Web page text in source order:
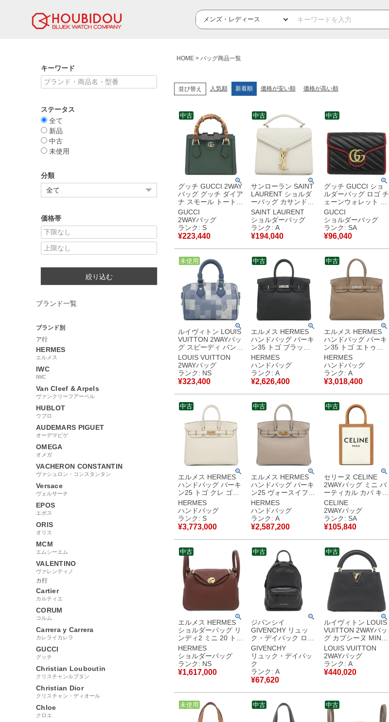
キーワード
ステータス
全て
新品
中古
未使用
分類
価格帯
絞り込む
ブランド一覧
ブランド別
ア行
HERMES
エルメス
IWC
IWC
Van Cleef & Arpels
ヴァンクリーフアーペル
HUBLOT
ウブロ
AUDEMARS PIGUET
オーデマピゲ
OMEGA
オメガ
VACHERON CONSTANTIN
ヴァシュロン・コンスタンタン
Versace
ヴェルサーチ
EPOS
エポス
ORIS
オリス
MCM
エムシーエム
VALENTINO
ヴァレンティノ
カ行
Cartier
カルティエ
CORUM
コルム
Carrera y Carrera
カレライカレラ
GUCCI
グッチ
Christian Louboutin
クリスチャンルブタン
Christian Dior
クリスチャン・ディオール
Chloe
クロエ
HOME バッグ商品一覧
並び替え 人気順 新着順 価格が安い順 価格が高い順
グッチ GUCCI 2WAY
バッグ グッチ ダイア
ナ スモール トートバ
ッグ レザー バンブー
グリーン ゴールド金
具 緑 ショルダー
832936 【保存袋】
【中古】未使用保管
品
GUCCI
2WAYバッグ
ランク: S
¥223,440
中古
サンローラン SAINT
LAURENT ショルダ
ーバッグ カサンドラ
トップハンドル レザ
ー ホワイト ゴールド
金具 白 ハンドバッグ
ショルダー 623930
【保存袋】 【中古】
中古美品
SAINT LAURENT
ショルダーバッグ
ランク: A
¥194,040
中古
グッチ GUCCI ショ
ルダーバッグ ロゴ チ
ェーンウォレット レ
ザー ブラック×レッ
ド ヴィンテージ金具
GG 573807 【中古】
新品同様品
GUCCI
ショルダーバッグ
ランク: SA
¥96,040
中古
ルイヴィトン LOUIS
VUITTON 2WAYバッ
グ スピーディ バンド
リエール 18 レザー
ダモフラージュキャ
ンバス インディゴブ
ルー マットシルバー
金具 新品 未使用
M29050 RFID
【箱】 【中古】未使
用保管品
LOUIS VUITTON
2WAYバッグ
ランク: NS
¥323,400
中古
未使用
エルメス HERMES
ハンドバッグ バーキ
ン35 トゴ ブラック
シルバー金具 黒 □D
【保存袋】 【中古】
中古美品
HERMES
ハンドバッグ
ランク: A
¥2,626,400
中古
エルメス HERMES
ハンドバッグ バーキ
ン35 トゴ エトゥー
プ シルバー金具 グレ
ージュ U 【箱】 【中
古】中古美品
HERMES
ハンドバッグ
ランク: A
¥3,018,400
中古
エルメス HERMES
ハンドバッグ バーキ
ン25 トゴ クレ ゴー
ルド金具 オフホワイ
ト Z 【箱】 【中古】
未使用保管品
HERMES
ハンドバッグ
ランク: S
¥3,773,000
中古
エルメス HERMES
ハンドバッグ バーキ
ン25 ヴォースイフト
グリアスファルト ゴ
ールド金具 グレージ
ュ A 【保存袋】 【中
古】中古美品
HERMES
ハンドバッグ
ランク: A
¥2,587,200
中古
セリーヌ CELINE
2WAYバッグ ミニ バ
ーティカル カバ キャ
ンバス レザー ナチュ
ラル×タン ゴールド
金具 アイボリー 茶
ハンドバッグ ショル
ダー 193302 【保存
袋】 【中古】新品同
様品
CELINE
2WAYバッグ
ランク: SA
¥105,840
中古
エルメス HERMES
ショルダーバッグ リ
ンディ2 ミニ 20 トリ
ヨンクレマンス テー
ル ゴールド金具 新品
未使用 赤茶 2026年
製 G 【箱】 【中
古】未使用保管品
HERMES
ショルダーバッグ
ランク: NS
¥1,617,000
中古
ジバンシイ
GIVENCHY リュッ
ク・デイパック ロゴ
ミニ バッグパック レ
ザー ブラック シルバ
ー金具 黒 リュック
【保存袋】 【中古】
中古美品
GIVENCHY
リュック・デイパッ
ク
ランク: A
¥67,620
中古
ルイヴィトン LOUIS
VUITTON 2WAYバッ
グ カプシーヌ MINI
レザー トリヨンレザ
ー ノワール ゴールド
金具 黒 ショルダー
ハンドバッグ LVロゴ
M56071 RFID 【中
LOUIS VUITTON
2WAYバッグ
ランク: A
¥440,020
中古
中古
未使用 中古 中古